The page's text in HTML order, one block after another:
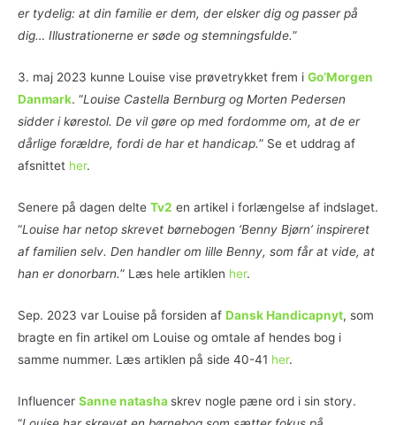
er tydelig: at din familie er dem, der elsker dig og passer på
dig… Illustrationerne er søde og stemningsfulde.”
3. maj 2023 kunne Louise vise prøvetrykket frem i Go’Morgen
Danmark. “Louise Castella Bernburg og Morten Pedersen
sidder i kørestol. De vil gøre op med fordomme om, at de er
dårlige forældre, fordi de har et handicap.” Se et uddrag af
afsnittet her.
Senere på dagen delte Tv2 en artikel i forlængelse af indslaget.
“Louise har netop skrevet børnebogen ‘Benny Bjørn’ inspireret
af familien selv. Den handler om lille Benny, som får at vide, at
han er donorbarn.” Læs hele artiklen her.
Sep. 2023 var Louise på forsiden af Dansk Handicapnyt, som
bragte en fin artikel om Louise og omtale af hendes bog i
samme nummer. Læs artiklen på side 40-41 her.
Influencer Sanne natasha skrev nogle pæne ord i sin story.